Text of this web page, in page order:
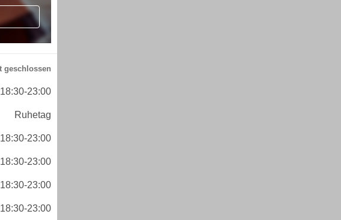
18:30-23:00
Ruhetag
18:30-23:00
18:30-23:00
18:30-23:00
18:30-23:00